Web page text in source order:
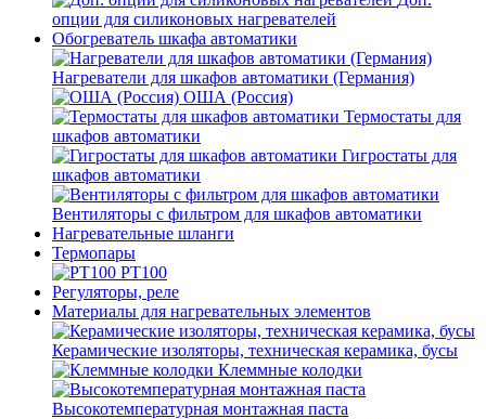
опции для силиконовых нагревателей
Обогреватель шкафа автоматики
Нагреватели для шкафов автоматики (Германия)
ОША (Россия)
Термостаты для
шкафов автоматики
Гигростаты для
шкафов автоматики
Вентиляторы с фильтром для шкафов автоматики
Нагревательные шланги
Термопары
PT100
Регуляторы, реле
Материалы для нагревательных элементов
Керамические изоляторы, техническая керамика, бусы
Клеммные колодки
Высокотемпературная монтажная паста